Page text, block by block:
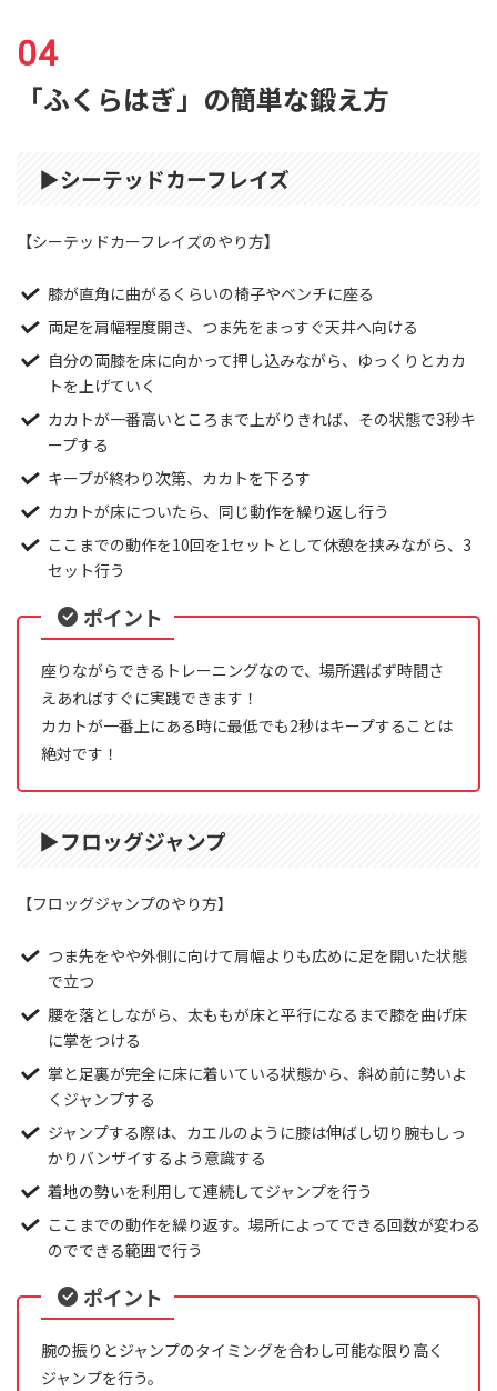
「ふくらはぎ」の簡単な鍛え方
▶︎シーテッドカーフレイズ
【シーテッドカーフレイズのやり方】
膝が直角に曲がるくらいの椅子やベンチに座る
両足を肩幅程度開き、つま先をまっすぐ天井へ向ける
自分の両膝を床に向かって押し込みながら、ゆっくりとカカ
トを上げていく
カカトが一番高いところまで上がりきれば、その状態で3秒キ
ープする
キープが終わり次第、カカトを下ろす
カカトが床についたら、同じ動作を繰り返し行う
ここまでの動作を10回を1セットとして休憩を挟みながら、3
セット行う
ポイント
座りながらできるトレーニングなので、場所選ばず時間さ
えあればすぐに実践できます！
カカトが一番上にある時に最低でも2秒はキープすることは
絶対です！
▶︎フロッグジャンプ
【フロッグジャンプのやり方】
つま先をやや外側に向けて肩幅よりも広めに足を開いた状態
で立つ
腰を落としながら、太ももが床と平行になるまで膝を曲げ床
に掌をつける
掌と足裏が完全に床に着いている状態から、斜め前に勢いよ
くジャンプする
ジャンプする際は、カエルのように膝は伸ばし切り腕もしっ
かりバンザイするよう意識する
着地の勢いを利用して連続してジャンプを行う
ここまでの動作を繰り返す。場所によってできる回数が変わる
のでできる範囲で行う
ポイント
腕の振りとジャンプのタイミングを合わし可能な限り高く
ジャンプを行う。